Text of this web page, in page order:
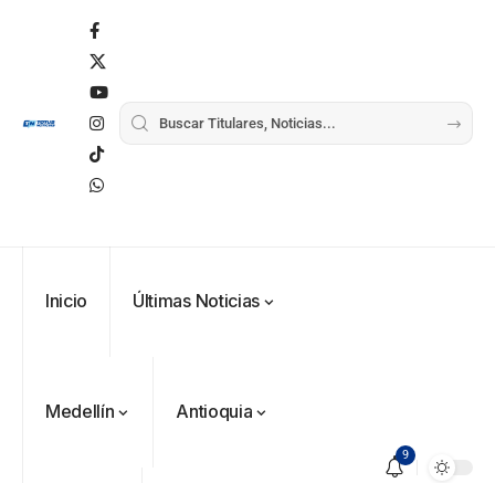
Inicio Últimas Noticias
Medellín Antioquia
9